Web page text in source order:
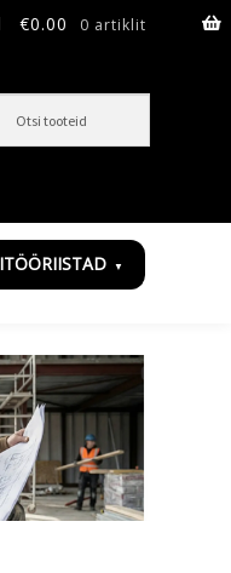
€0.00 0 artiklit